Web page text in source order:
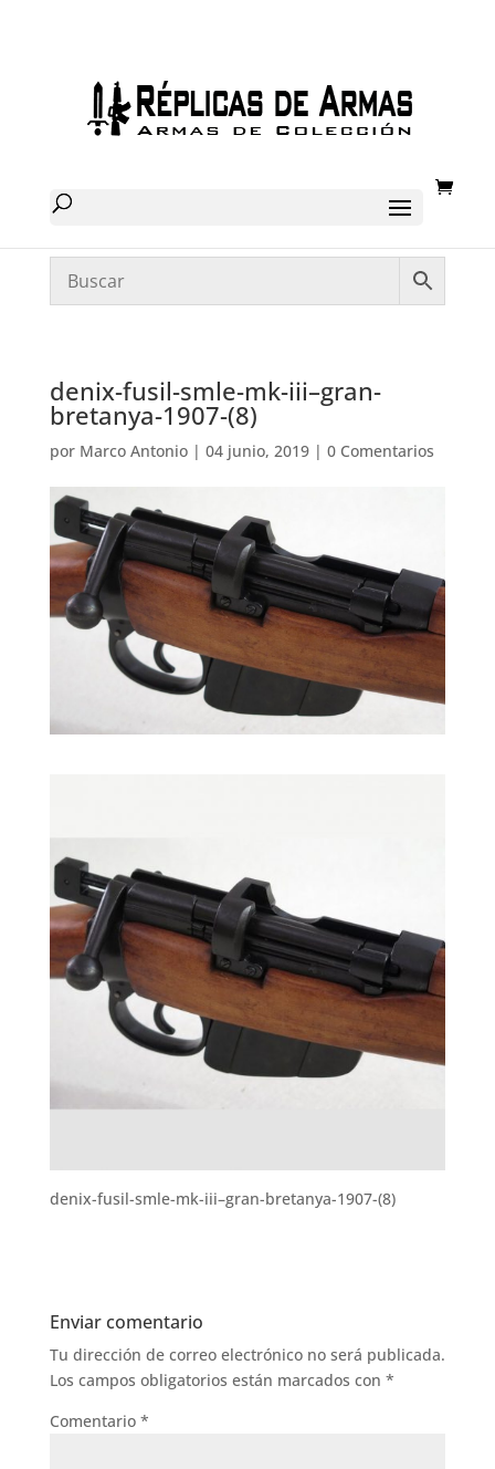
denix-fusil-smle-mk-iii–gran-
bretanya-1907-(8)
por Marco Antonio| 04 junio, 2019| 0 Comentarios
denix-fusil-smle-mk-iii–gran-bretanya-1907-(8)
Enviar comentario
Tu dirección de correo electrónico no será publicada.
Los campos obligatorios están marcados con *
Comentario *